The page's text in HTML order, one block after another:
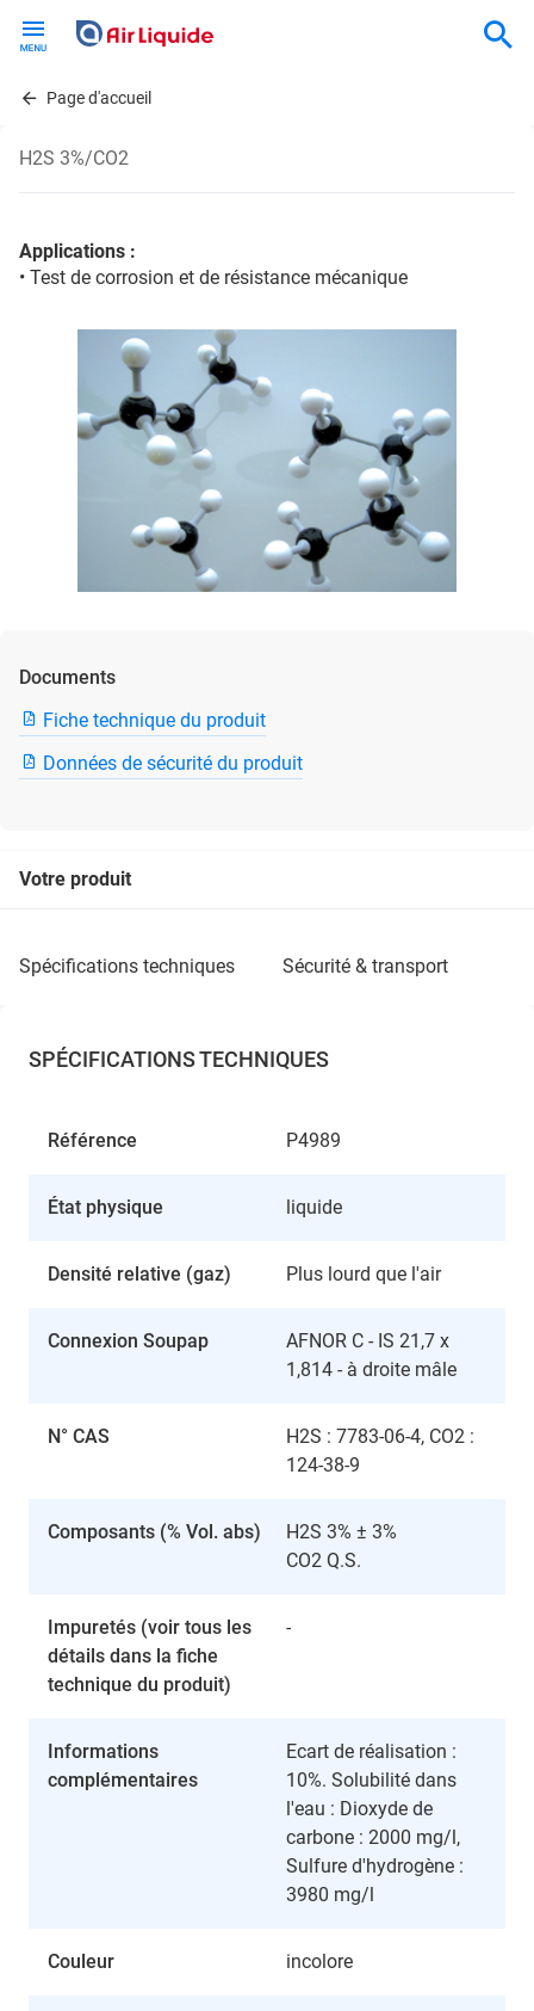
contentPage d'accueil
H2S 3%/CO2
Applications :
• Test de corrosion et de résistance mécanique
Documents
Fiche technique du produit
Données de sécurité du produit
Votre produit
spécifications techniques sécurité & transport
SPÉCIFICATIONS TECHNIQUES
Référence P4989
État physique liquide
Densité relative (gaz) Plus lourd que l'air
Connexion Soupap
AFNOR C - IS 21,7 x
1,814 - à droite mâle
N° CAS
H2S : 7783-06-4, CO2 :
124-38-9
Composants (% Vol. abs)
H2S 3% ± 3%
CO2 Q.S.
Impuretés (voir tous les
détails dans la fiche
technique du produit)
-
Informations
complémentaires
Ecart de réalisation :
10%. Solubilité dans
l'eau : Dioxyde de
carbone : 2000 mg/l,
Sulfure d'hydrogène :
3980 mg/l
Couleur incolore